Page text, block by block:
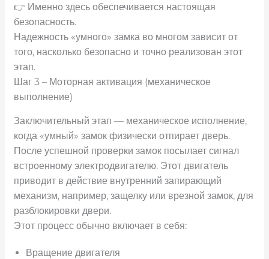
👉 Именно здесь обеспечивается настоящая
безопасность.
Надежность «умного» замка во многом зависит от
того, насколько безопасно и точно реализован этот
этап.
Шаг 3 – Моторная активация (механическое
выполнение)
Заключительный этап — механическое исполнение,
когда «умный» замок физически отпирает дверь.
После успешной проверки замок посылает сигнал
встроенному электродвигателю. Этот двигатель
приводит в действие внутренний запирающий
механизм, например, защелку или врезной замок, для
разблокировки двери.
Этот процесс обычно включает в себя:
Вращение двигателя